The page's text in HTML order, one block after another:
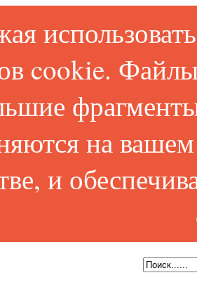
cookie.
на
и